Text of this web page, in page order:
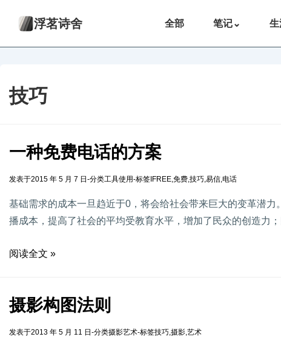
浮茗诗舍 全部 笔记⌄ 生
技巧
一种免费电话的方案
发表于2015 年 5 月 7 日 -分类工具使用-标签 IFREE,免费,技巧,易信,电话
基础需求的成本一旦趋近于0，将会给社会带来巨大的变革潜
播成本，提高了社会的平均受教育水平，增加了民众的创造力
阅读全文 »
摄影构图法则
发表于2013 年 5 月 11 日 -分类摄影艺术-标签技巧,摄影,艺术